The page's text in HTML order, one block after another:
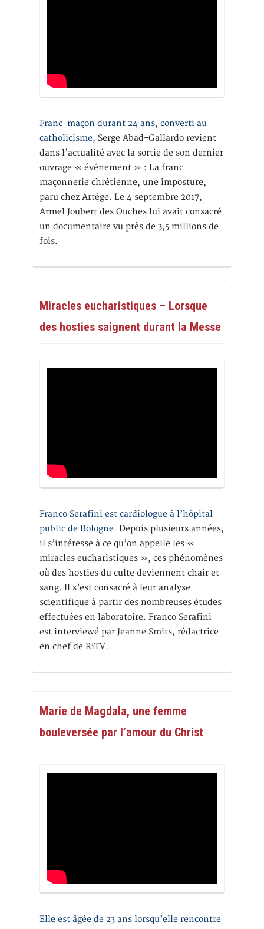
Franc-maçon durant 24 ans, converti au
catholicisme, Serge Abad-Gallardo revient
dans l’actualité avec la sortie de son dernier
ouvrage « événement » : La franc-
maçonnerie chrétienne, une imposture,
paru chez Artège. Le 4 septembre 2017,
Armel Joubert des Ouches lui avait consacré
un documentaire vu près de 3,5 millions de
fois.
Miracles eucharistiques – Lorsque
des hosties saignent durant la Messe
Franco Serafini est cardiologue à l’hôpital
public de Bologne. Depuis plusieurs années,
il s’intéresse à ce qu’on appelle les «
miracles eucharistiques », ces phénomènes
où des hosties du culte deviennent chair et
sang. Il s’est consacré à leur analyse
scientifique à partir des nombreuses études
effectuées en laboratoire. Franco Serafini
est interviewé par Jeanne Smits, rédactrice
en chef de RiTV.
Marie de Magdala, une femme
bouleversée par l’amour du Christ
Elle est âgée de 23 ans lorsqu’elle rencontre